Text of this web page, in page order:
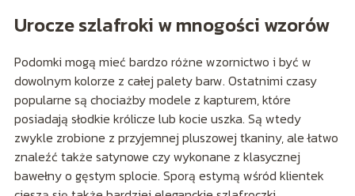
Urocze szlafroki w mnogości wzorów
Podomki mogą mieć bardzo różne wzornictwo i być w
dowolnym kolorze z całej palety barw. Ostatnimi czasy
popularne są chociażby modele z kapturem, które
posiadają słodkie królicze lub kocie uszka. Są wtedy
zwykle zrobione z przyjemnej pluszowej tkaniny, ale łatwo
znaleźć także satynowe czy wykonane z klasycznej
bawełny o gęstym splocie. Sporą estymą wśród klientek